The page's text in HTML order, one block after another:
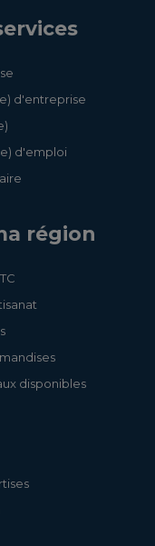
d'entreprise
d'emploi
région
disponibles